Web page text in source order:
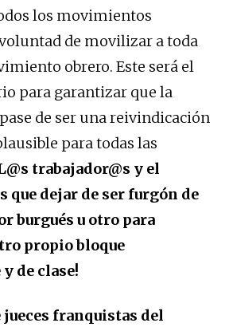
los movimientos
de movilizar a toda
obrero. Este será el
para garantizar que la
de ser una reivindicación
para todas las
trabajador@s y el
que dejar de ser furgón de
burgués u otro para
propio bloque
de clase!
jueces franquistas del